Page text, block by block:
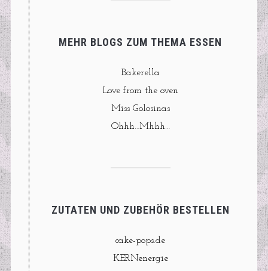
MEHR BLOGS ZUM THEMA ESSEN
Bakerella
Love from the oven
Miss Golosinas
Ohhh…Mhhh…
ZUTATEN UND ZUBEHÖR BESTELLEN
cake-pops.de
KERNenergie